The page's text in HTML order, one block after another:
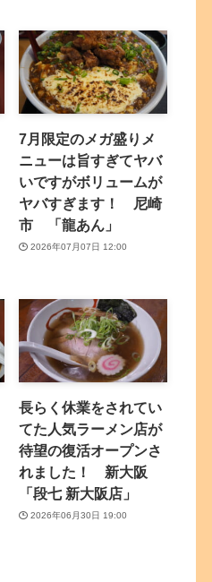
7月限定のメガ盛りメ
ニューは旨すぎてヤバ
いですがボリュームが
ヤバすぎます！ 尼崎
市 「龍あん」
2026年07月07日 12:00
長らく休業をされてい
てた人気ラーメン店が
待望の復活オープンさ
れました！ 新大阪
「段七 新大阪店」
2026年06月30日 19:00